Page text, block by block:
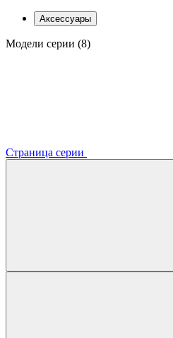
Аксессуары
Модели серии (8)
Страница серии